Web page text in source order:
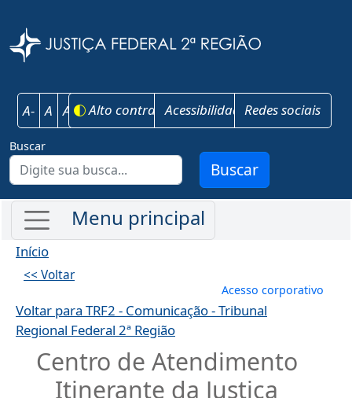
A- A A+ Alto contrasteAcessibilidadeRedes sociais
Buscar
Buscar
Início
<< Voltar
Menu de
Acesso corporativo
Voltar para TRF2 - Comunicação - Tribunal
Regional Federal 2ª Região
Centro de Atendimento
Itinerante da Justiça